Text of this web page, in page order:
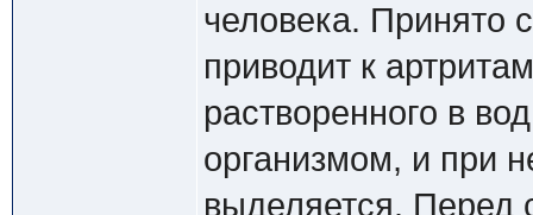
человека. Принято
приводит к
растворенного в
организмом, и при
выделяется. Перед